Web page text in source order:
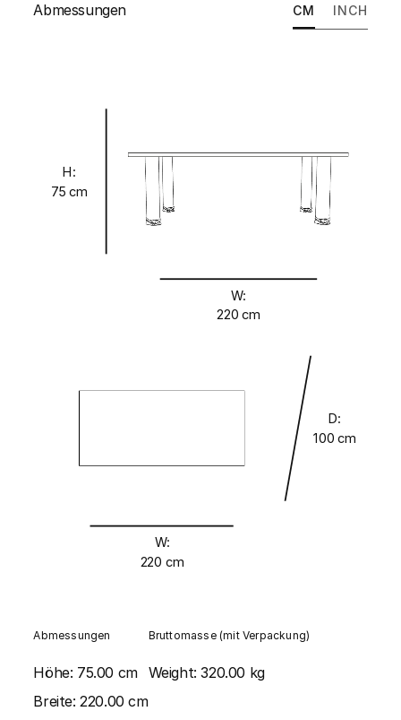
Abmessungen CM INCH
H:
75 cm
W:
220 cm
D:
100 cm
W:
220 cm
Abmessungen
Höhe: 75.00 cm
Breite:220.00 cm
Bruttomasse (mit Verpackung)
Weight:320.00 kg